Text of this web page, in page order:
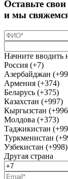
Оставьте
и мы
Начните
Россия (+7)
Азербайджан
Армения (+374)
Беларусь (+375)
Казахстан (+997)
Кыргызстан
Молдова (+373)
Таджикистан
Туркменистан
Узбекистан (+998)
Другая страна